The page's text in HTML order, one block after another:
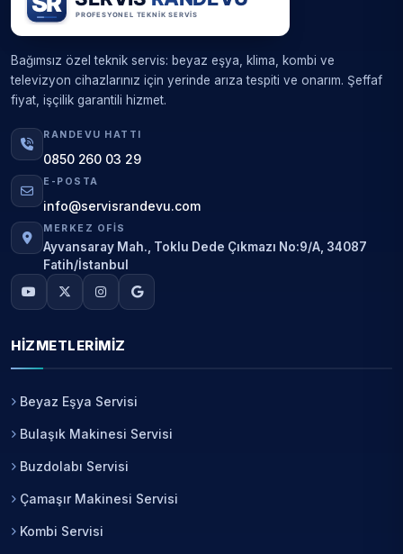
Bağımsız özel teknik servis: beyaz eşya, klima, kombi ve
televizyon cihazlarınız için yerinde arıza tespiti ve onarım. Şeffaf
fiyat, işçilik garantili hizmet.
RANDEVU HATTI
0850 260 03 29
E-POSTA
info@servisrandevu.com
MERKEZ OFIS
Ayvansaray Mah., Toklu Dede Çıkmazı No:9/A, 34087
Fatih/İstanbul
HIZMETLERIMIZ
Beyaz Eşya Servisi
Bulaşık Makinesi Servisi
Buzdolabı Servisi
Çamaşır Makinesi Servisi
Kombi Servisi